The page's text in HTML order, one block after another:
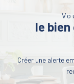
le
Créer une alerte